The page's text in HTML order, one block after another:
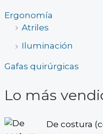
Ergonomía
Atriles
Iluminación
Gafas quirúrgicas
Lo más
De costura